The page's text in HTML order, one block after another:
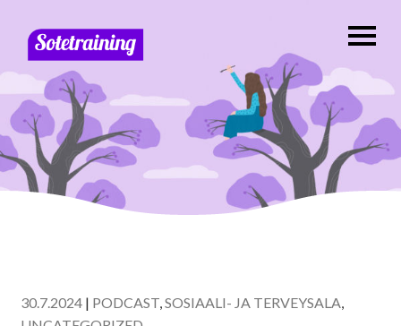
30.7.2024 | PODCAST,SOSIAALI- JA TERVEYSALA,